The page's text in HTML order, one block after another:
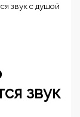
звук с душой
звук